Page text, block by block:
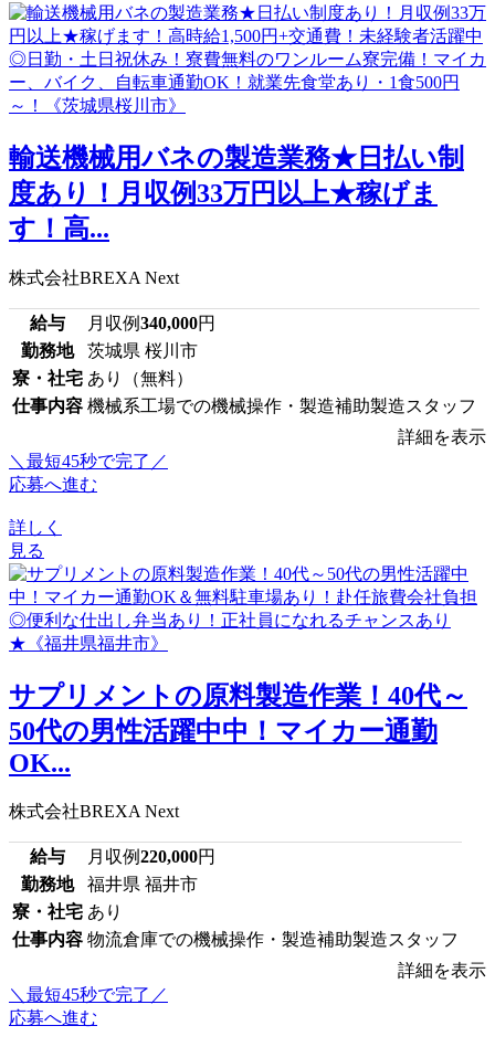
輸送機械用バネの製造業務★日払い制
度あり！月収例33万円以上★稼げま
す！高...
株式会社BREXA Next
給与 月収例340,000円
勤務地
茨城県 桜川市
寮・社宅 あり（無料）
仕事内容 機械系工場での機械操作・製造補助製造スタッフ
詳細を表示
＼最短45秒で完了／
応募へ進む
詳しく
見る
サプリメントの原料製造作業！40代～
50代の男性活躍中中！マイカー通勤
OK...
株式会社BREXA Next
給与 月収例220,000円
勤務地
福井県 福井市
寮・社宅 あり
仕事内容 物流倉庫での機械操作・製造補助製造スタッフ
詳細を表示
＼最短45秒で完了／
応募へ進む